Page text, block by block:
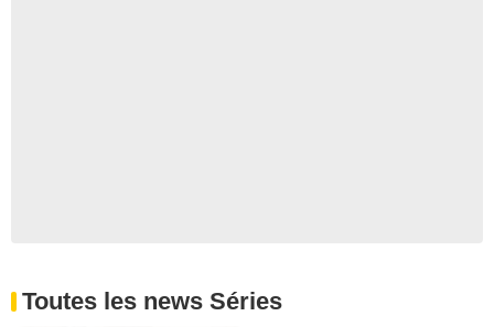
Toutes les news Séries